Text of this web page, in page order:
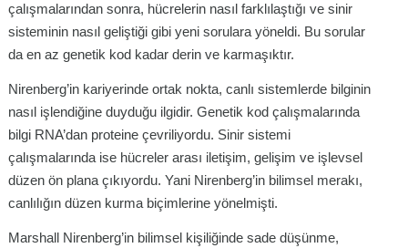
çalışmalarından sonra, hücrelerin nasıl farklılaştığı ve sinir
sisteminin nasıl geliştiği gibi yeni sorulara yöneldi. Bu sorular
da en az genetik kod kadar derin ve karmaşıktır.
Nirenberg’in kariyerinde ortak nokta, canlı sistemlerde bilginin
nasıl işlendiğine duyduğu ilgidir. Genetik kod çalışmalarında
bilgi RNA’dan proteine çevriliyordu. Sinir sistemi
çalışmalarında ise hücreler arası iletişim, gelişim ve işlevsel
düzen ön plana çıkıyordu. Yani Nirenberg’in bilimsel merakı,
canlılığın düzen kurma biçimlerine yönelmişti.
Marshall Nirenberg’in bilimsel kişiliğinde sade düşünme,